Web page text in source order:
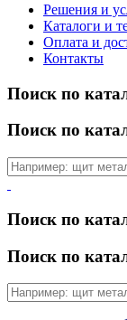
Решения и
Каталоги и
Оплата и
Контакты
Поиск по
Поиск по
Поиск по
Поиск по